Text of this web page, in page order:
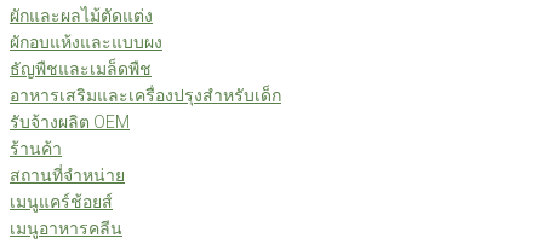
ผักและผลไม้ตัดแต่ง
ผักอบแห้งและแบบผง
ธัญพืชและเมล็ดพืช
อาหารเสริมและเครื่องปรุงสำหรับเด็ก
รับจ้างผลิต OEM
ร้านค้า
สถานที่จำหน่าย
เมนูแคร์ช้อยส์
เมนูอาหารคลีน